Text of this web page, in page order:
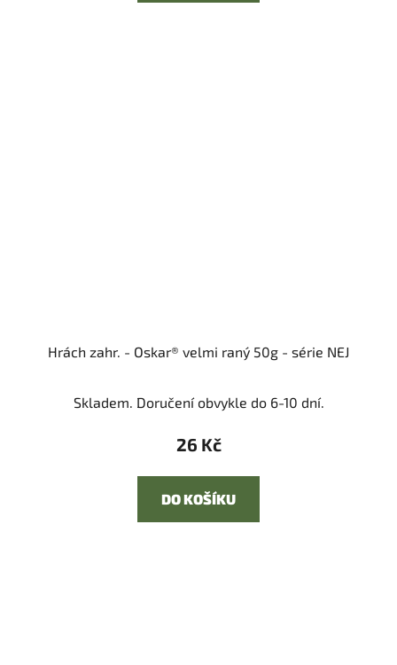
Hrách zahr. - Oskar® velmi raný 50g - série NEJ
Skladem. Doručení obvykle do 6-10 dní.
26 Kč
DO KOŠÍKU